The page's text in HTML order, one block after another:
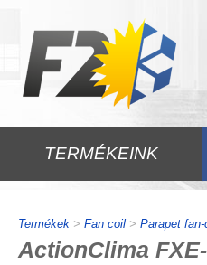
TERMÉKEINK
Termékek > Fan coil > Parapet fan-
ActionClima